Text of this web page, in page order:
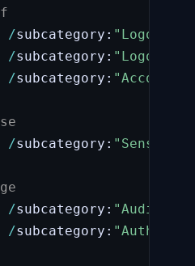
/subcategory: "Logon"
/subcategory: "Logoff"
/subcategory: "Account
/subcategory:
/subcategory: "Audit
/subcategory: